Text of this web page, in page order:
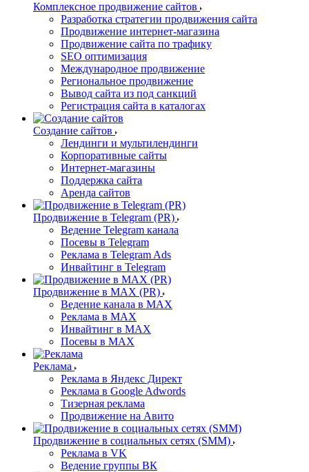
Комплексное продвижение сайтов
Разработка стратегии продвижения сайта
Продвижение интернет-магазина
Продвижение сайта по трафику
SEO оптимизация
Международное продвижение
Региональное продвижение
Вывод сайта из под санкций
Регистрация сайта в каталогах
Создание сайтов
Лендинги и мультилендинги
Корпоративные сайты
Интернет-магазины
Поддержка сайта
Аренда сайтов
Продвижение в Telegram (PR)
Ведение Telegram канала
Посевы в Telegram
Реклама в Telegram Ads
Инвайтинг в Telegram
Продвижение в MAX (PR)
Ведение канала в MAX
Реклама в MAX
Инвайтинг в MAX
Посевы в MAX
Реклама
Реклама в Яндекс Директ
Реклама в Google Adwords
Тизерная реклама
Продвижение на Авито
Продвижение в социальных сетях (SMM)
Реклама в VK
Ведение группы ВК